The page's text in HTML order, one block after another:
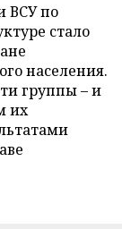
ВСУ по
стало
населения.
группы – и
их